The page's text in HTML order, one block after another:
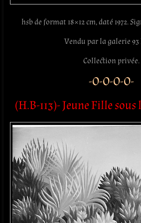
hsb de format 18×12 cm, daté 1972.
Vendu par la galerie 93
Collection privée.
-O-O-O-O-
(H.B-113)- Jeune Fille